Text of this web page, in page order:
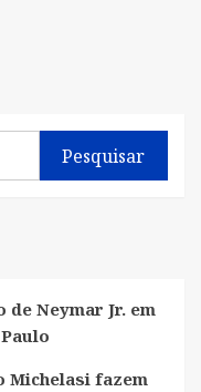
Pesquisar
Neymar Jr. em
Michelasi fazem